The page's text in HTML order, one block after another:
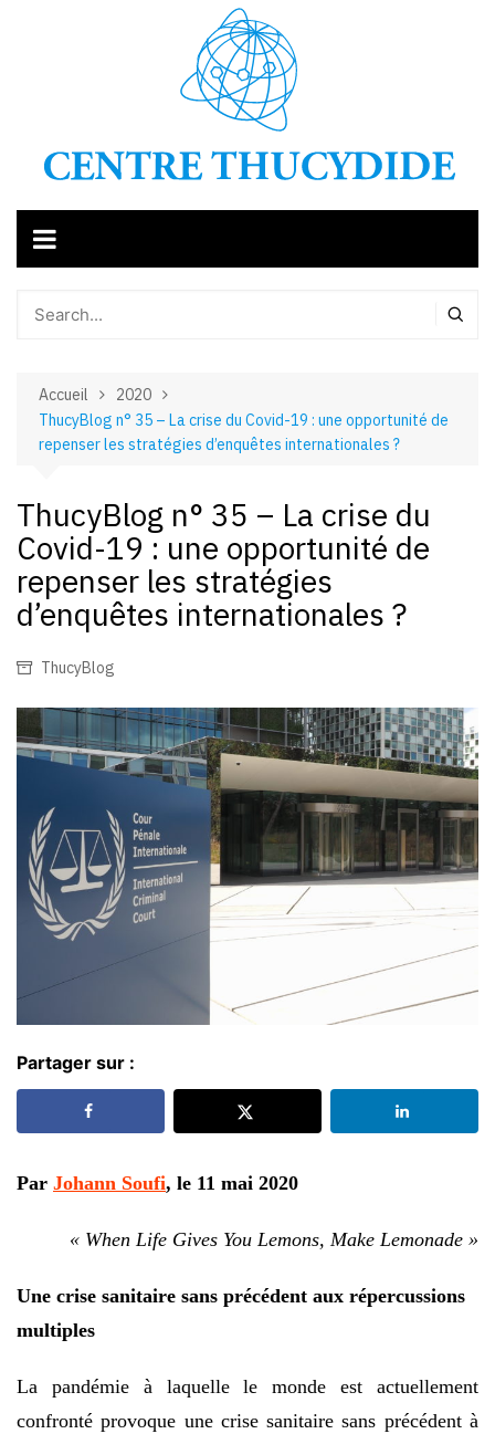
Accueil
2020
ThucyBlog n° 35 – La crise du Covid-19 : une opportunité de
repenser les stratégies d’enquêtes internationales ?
ThucyBlog n° 35 – La crise du
Covid-19 : une opportunité de
repenser les stratégies
d’enquêtes internationales ?
ThucyBlog
Partager sur :
Par Johann Soufi, le 11 mai 2020
« When Life Gives You Lemons, Make Lemonade »
Une crise sanitaire sans précédent aux répercussions
multiples
La pandémie à laquelle le monde est actuellement
confronté provoque une crise sanitaire sans précédent à